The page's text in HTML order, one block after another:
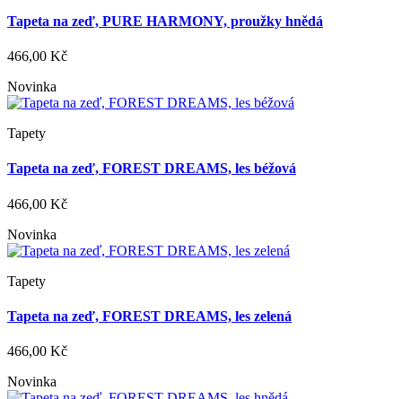
Tapeta na zeď, PURE HARMONY, proužky hnědá
466,00 Kč
Novinka
Tapety
Tapeta na zeď, FOREST DREAMS, les béžová
466,00 Kč
Novinka
Tapety
Tapeta na zeď, FOREST DREAMS, les zelená
466,00 Kč
Novinka